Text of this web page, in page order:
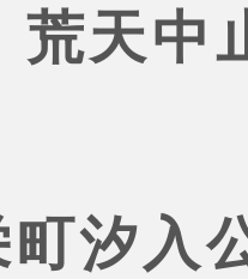
天中
町汐入